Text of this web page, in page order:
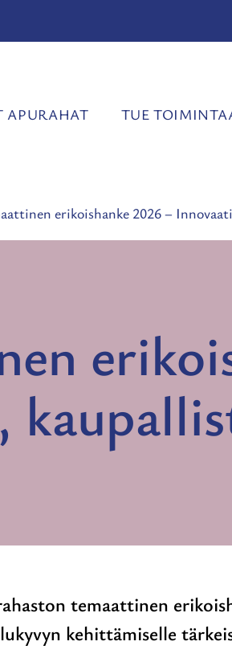
APURAHAT TUE
erikoishanke 2026 –
temaattinen
kehittämiselle